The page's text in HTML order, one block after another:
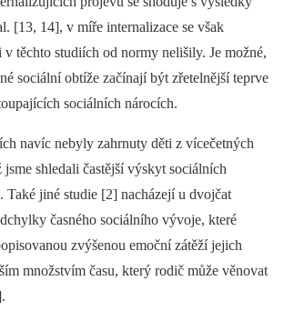
[13, 14], v míře internalizace se však
těchto studiích od normy nelišily. Je možné,
sociální obtíže začínají být zřetelnější teprve
sociálních nárocích.
navíc nebyly zahrnuty děti z vícečetných
shledali častější výskyt sociálních
Také jiné studie [2] nacházejí u dvojčat
časného sociálního vývoje, které
zvýšenou emoční zátěží jejich
množstvím času, který rodič může věnovat